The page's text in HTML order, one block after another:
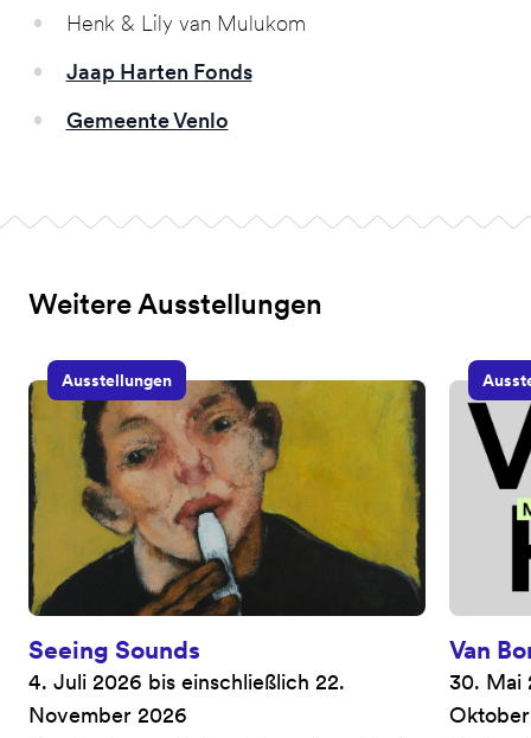
Henk & Lily van Mulukom
Jaap Harten Fonds
Gemeente Venlo
Weitere Ausstellungen
Ausstellungen
Seeing Sounds
4. Juli 2026 bis einschließlich 22.
November 2026
Van
30. Mai